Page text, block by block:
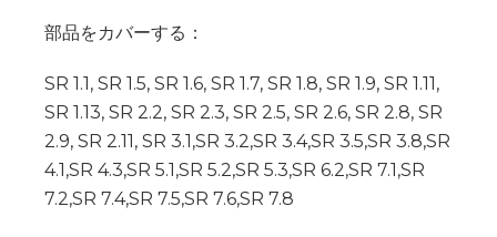
部品をカバーする：
SR 1.1, SR 1.5, SR 1.6, SR 1.7, SR 1.8, SR 1.9, SR 1.11,
SR 1.13, SR 2.2, SR 2.3, SR 2.5, SR 2.6, SR 2.8, SR
2.9, SR 2.11, SR 3.1,SR 3.2,SR 3.4,SR 3.5,SR 3.8,SR
4.1,SR 4.3,SR 5.1,SR 5.2,SR 5.3,SR 6.2,SR 7.1,SR
7.2,SR 7.4,SR 7.5,SR 7.6,SR 7.8